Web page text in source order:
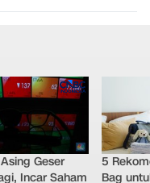
Geser
Incar Saham
5
Bag